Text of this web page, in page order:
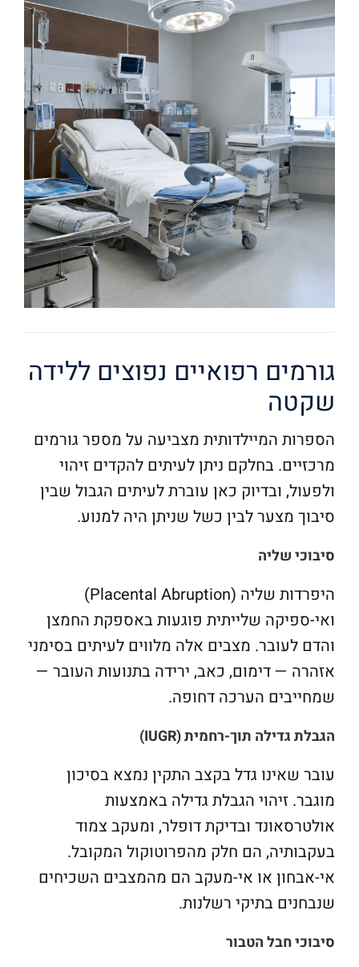
גורמים רפואיים נפוצים ללידה
שקטה
הספרות המיילדותית מצביעה על מספר גורמים
מרכזיים. בחלקם ניתן לעיתים להקדים זיהוי
ולפעול, ובדיוק כאן עוברת לעיתים הגבול שבין
סיבוך מצער לבין כשל שניתן היה למנוע.
סיבוכי שליה
היפרדות שליה (Placental Abruption)
ואי-ספיקה שלייתית פוגעות באספקת החמצן
והדם לעובר. מצבים אלה מלווים לעיתים בסימני
אזהרה — דימום, כאב, ירידה בתנועות העובר —
שמחייבים הערכה דחופה.
הגבלת גדילה תוך-רחמית (IUGR)
עובר שאינו גדל בקצב התקין נמצא בסיכון
מוגבר. זיהוי הגבלת גדילה באמצעות
אולטרסאונד ובדיקת דופלר, ומעקב צמוד
בעקבותיה, הם חלק מהפרוטוקול המקובל.
אי-אבחון או אי-מעקב הם מהמצבים השכיחים
שנבחנים בתיקי רשלנות.
סיבוכי חבל הטבור